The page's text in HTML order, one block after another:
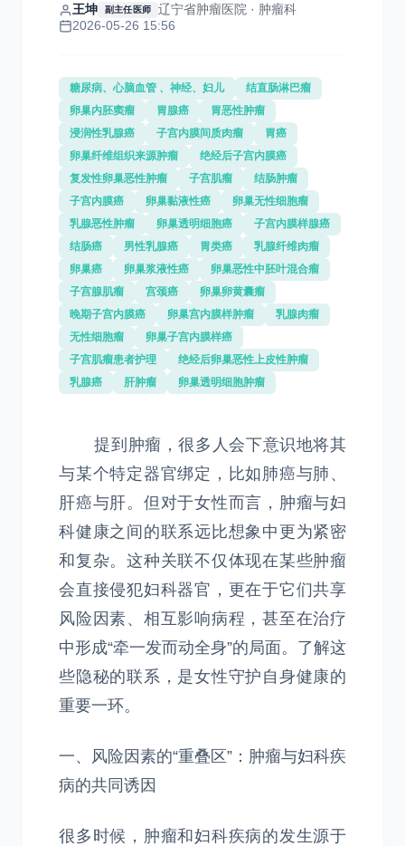
王坤 副主任医师
辽宁省肿瘤医院 · 肿瘤科
2026-05-26 15:56
糖尿病、心脑血管 、神经、妇儿
结直肠淋巴瘤
卵巢内胚窦瘤
胃腺癌
胃恶性肿瘤
浸润性乳腺癌
子宫内膜间质肉瘤
胃癌
卵巢纤维组织来源肿瘤
绝经后子宫内膜癌
复发性卵巢恶性肿瘤
子宫肌瘤
结肠肿瘤
子宫内膜癌
卵巢黏液性癌
卵巢无性细胞瘤
乳腺恶性肿瘤
卵巢透明细胞癌
子宫内膜样腺癌
结肠癌
男性乳腺癌 胃类癌
乳腺纤维肉瘤
卵巢癌
卵巢浆液性癌
卵巢恶性中胚叶混合瘤
子宫腺肌瘤
宫颈癌
卵巢卵黄囊瘤
晚期子宫内膜癌
卵巢宫内膜样肿瘤
乳腺肉瘤
无性细胞瘤
卵巢子宫内膜样癌
子宫肌瘤患者护理
绝经后卵巢恶性上皮性肿瘤
乳腺癌
肝肿瘤 卵巢透明细胞肿瘤
提到肿瘤，很多人会下意识地将其
与某个特定器官绑定，比如肺癌与肺、
肝癌与肝。但对于女性而言，肿瘤与妇
科健康之间的联系远比想象中更为紧密
和复杂。这种关联不仅体现在某些肿瘤
会直接侵犯妇科器官，更在于它们共享
风险因素、相互影响病程，甚至在治疗
中形成“牵一发而动全身”的局面。了解这
些隐秘的联系，是女性守护自身健康的
重要一环。
一、风险因素的“重叠区”：肿瘤与妇科疾
病的共同诱因
很多时候，肿瘤和妇科疾病的发生源于